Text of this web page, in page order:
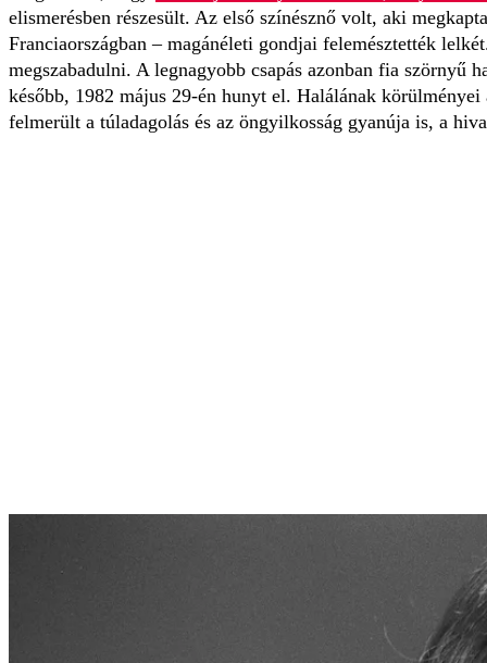
elismerésben részesült. Az első színésznő volt, aki
Franciaországban – magánéleti gondjai felemésztették
megszabadulni. A legnagyobb csapás azonban fia
később, 1982 május 29-én hunyt el. Halálának
felmerült a túladagolás és az öngyilkosság gyanúja is, a